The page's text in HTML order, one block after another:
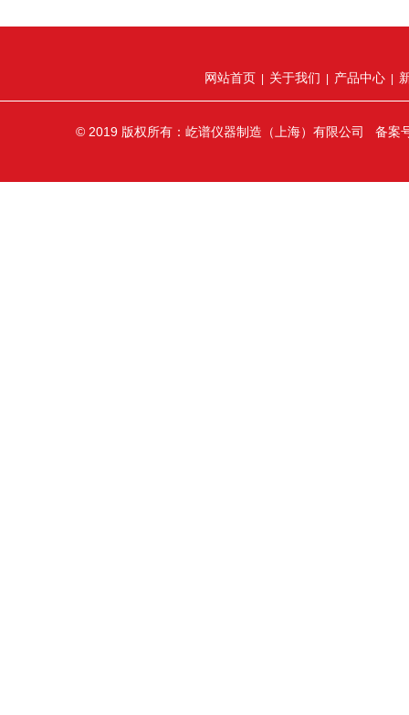
网站首页 关于我们 产品中心|
© 2019 版权所有：屹谱仪器制造（上海）有限公司 备案